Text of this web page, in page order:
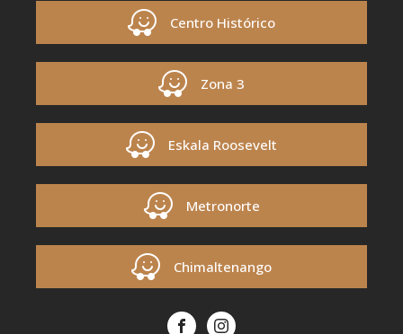
Centro Histórico
Zona 3
Eskala Roosevelt
Metronorte
Chimaltenango